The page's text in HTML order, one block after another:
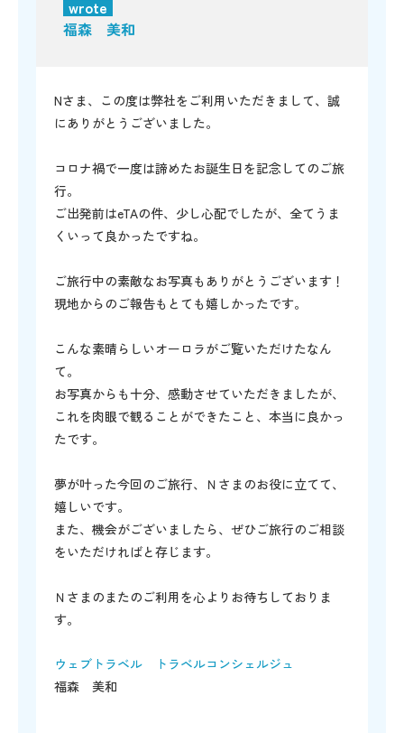
wrote
福森 美和
Nさま、この度は弊社をご利用いただきまして、誠
にありがとうございました。
コロナ禍で一度は諦めたお誕生日を記念してのご旅
行。
ご出発前はeTAの件、少し心配でしたが、全てうま
くいって良かったですね。
ご旅行中の素敵なお写真もありがとうございます！
現地からのご報告もとても嬉しかったです。
こんな素晴らしいオーロラがご覧いただけたなん
て。
お写真からも十分、感動させていただきましたが、
これを肉眼で観ることができたこと、本当に良かっ
たです。
夢が叶った今回のご旅行、Ｎさまのお役に立てて、
嬉しいです。
また、機会がございましたら、ぜひご旅行のご相談
をいただければと存じます。
Ｎさまのまたのご利用を心よりお待ちしておりま
す。
ウェブトラベル トラベルコンシェルジュ
福森 美和